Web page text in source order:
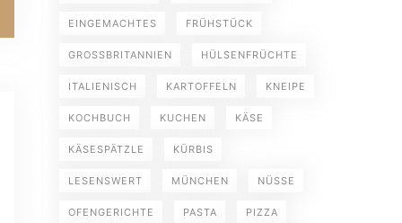
EINGEMACHTES FRÜHSTÜCK
GROSSBRITANNIEN HÜLSENFRÜCHTE
ITALIENISCH KARTOFFELN KNEIPE
KOCHBUCH KUCHEN KÄSE
KÄSESPÄTZLE KÜRBIS
LESENSWERT MÜNCHEN NÜSSE
OFENGERICHTE PASTA PIZZA